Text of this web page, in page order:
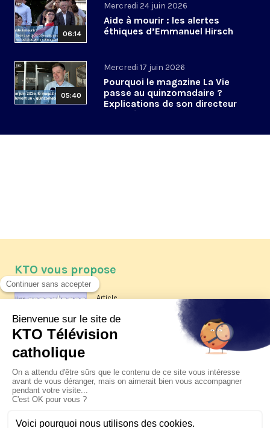
06:14
Mercredi 24 juin 2026
Aide à mourir : les alertes
éthiques d’Emmanuel Hirsch
05:40
Mercredi 17 juin 2026
Pourquoi le magazine La Vie
passe au quinzomadaire ?
Explications de son directeur
de la rédaction
KTO vous propose
Article
Les reportages d'été 2026 de KTO
La visite pastorale du pape Léon
XIV à Assise à suivre sur KTO le
jeudi 6 août
Le pape en Uruguay, Argentine et